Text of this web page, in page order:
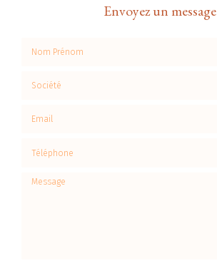
Envoyez un message
Message